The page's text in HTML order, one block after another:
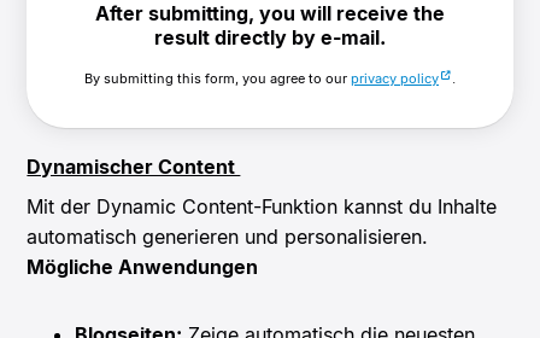
After submitting, you will receive the
result directly by e-mail.
By submitting this form, you agree to our privacy policy .
Dynamischer Content
Mit der Dynamic Content-Funktion kannst du Inhalte
automatisch generieren und personalisieren.
Mögliche Anwendungen